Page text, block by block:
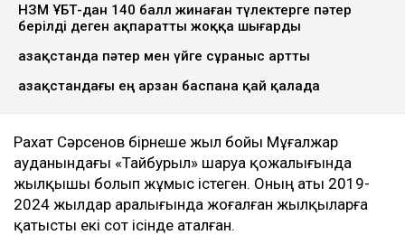
НЗМ ҰБТ-дан 140 балл жинаған түлектерге пәтер
берілді деген ақпаратты жоққа шығарды
Қазақстанда пәтер мен үйге сұраныс артты
Қазақстандағы ең арзан баспана қай қалада
Рахат Сәрсенов бірнеше жыл бойы Мұғалжар
ауданындағы «Тайбурыл» шаруа қожалығында
жылқышы болып жұмыс істеген. Оның аты 2019-
2024 жылдар аралығында жоғалған жылқыларға
қатысты екі сот ісінде аталған.